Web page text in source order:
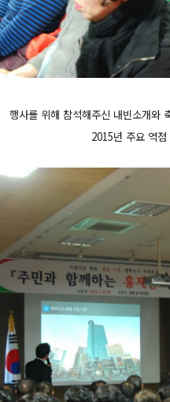
행사를 위해 참석해주신 내빈소개와
2015년 주요 역